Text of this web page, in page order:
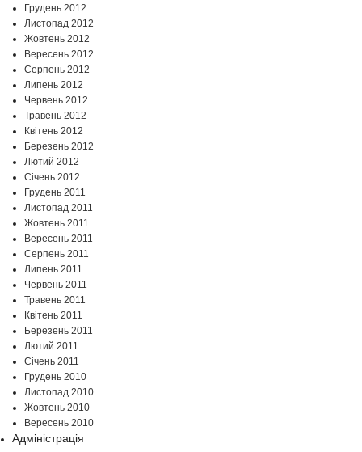
Грудень 2012
Листопад 2012
Жовтень 2012
Вересень 2012
Серпень 2012
Липень 2012
Червень 2012
Травень 2012
Квітень 2012
Березень 2012
Лютий 2012
Січень 2012
Грудень 2011
Листопад 2011
Жовтень 2011
Вересень 2011
Серпень 2011
Липень 2011
Червень 2011
Травень 2011
Квітень 2011
Березень 2011
Лютий 2011
Січень 2011
Грудень 2010
Листопад 2010
Жовтень 2010
Вересень 2010
Адміністрація